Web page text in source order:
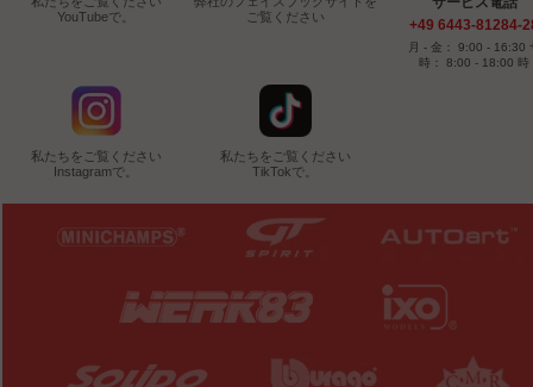
YouTubeで。
ご覧ください
私たちをご覧ください
Instagramで。
私たちをご覧ください
TikTokで。
+49 6443-81284-
月 - 金： 9:00 - 16:30
時： 8:00 - 18:00 時